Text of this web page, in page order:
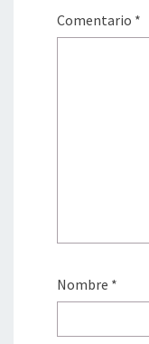
Comentario *
Nombre *